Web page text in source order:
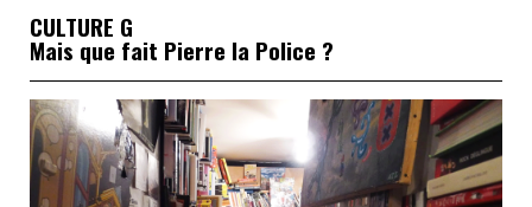
CULTURE G
Mais que fait Pierre la Police ?